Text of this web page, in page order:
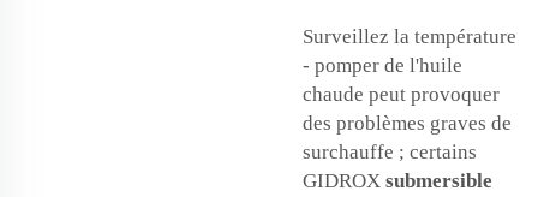
Surveillez la température
- pomper de l'huile
chaude peut provoquer
des problèmes graves de
surchauffe ; certains
GIDROX submersible